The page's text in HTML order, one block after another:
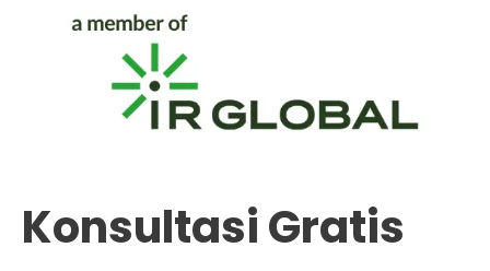
Konsultasi Gratis